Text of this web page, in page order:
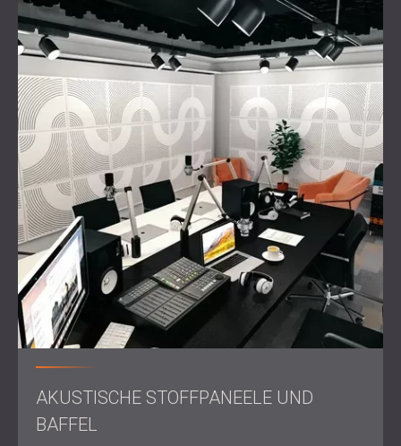
AKUSTISCHE STOFFPANEELE UND
BAFFEL